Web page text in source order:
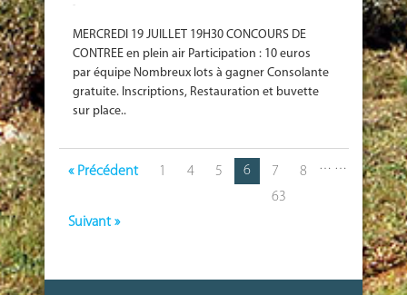
-
MERCREDI 19 JUILLET 19H30 CONCOURS DE
CONTREE en plein air Participation : 10 euros
par équipe Nombreux lots à gagner Consolante
gratuite. Inscriptions, Restauration et buvette
sur place..
« Précédent 1 …
4 5 6 7 8 …
63
Suivant »